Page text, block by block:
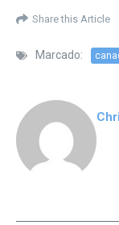
Share this Article
Marcado: